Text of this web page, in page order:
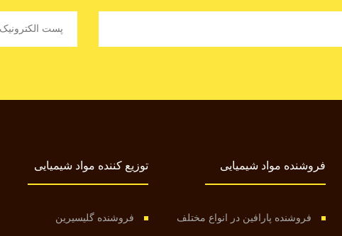
فروشنده مواد شیمیایی
فروشنده پارافين در انواع مختلف
توزیع کننده مواد شیمیایی
فروشنده گليسيرين